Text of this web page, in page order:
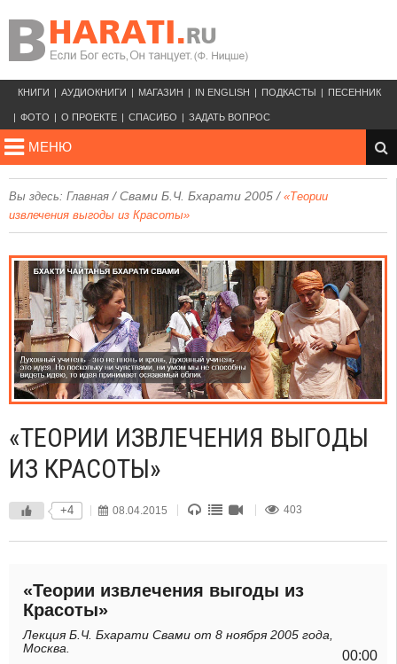
КНИГИ АУДИОКНИГИ МАГАЗИН IN ENGLISH ПОДКАСТЫ ПЕСЕННИК
ФОТО О ПРОЕКТЕ СПАСИБО ЗАДАТЬ ВОПРОС
МЕНЮ
Вы здесь: Главная /Свами Б.Ч. Бхарати 2005 / «Теории
извлечения выгоды из Красоты»
«ТЕОРИИ ИЗВЛЕЧЕНИЯ ВЫГОДЫ
ИЗ КРАСОТЫ»
+4 08.04.2015 403
«Теории извлечения выгоды из
Красоты»
Лекция Б.Ч. Бхарати Свами от 8 ноября 2005 года,
Москва.
00:00